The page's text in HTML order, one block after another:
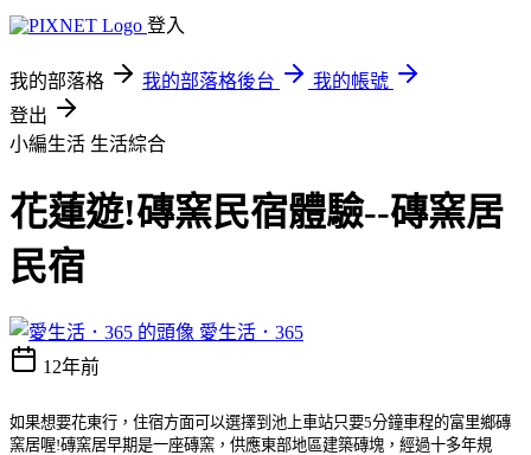
登入
我的部落格 我的部落格後台
我的帳號
登出
小編生活 生活綜合
花蓮遊!磚窯民宿體驗--磚窯居
民宿
愛生活．365
12年前
如果想要花東行，住宿方面可以選擇到池上車站只要5分鐘車程的富里鄉磚
窯居喔!磚窯居早期是一座磚窯，供應東部地區建築磚塊，經過十多年規